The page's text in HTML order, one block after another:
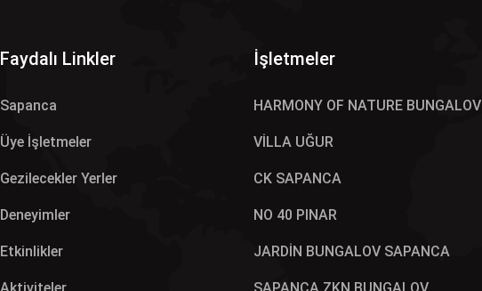
Faydalı Linkler
Sapanca
Üye İşletmeler
Gezilecekler Yerler
Deneyimler
Etkinlikler
İşletmeler
HARMONY OF NATURE BUNGALOV
VİLLA UĞUR
CK SAPANCA
NO 40 PINAR
JARDİN BUNGALOV SAPANCA